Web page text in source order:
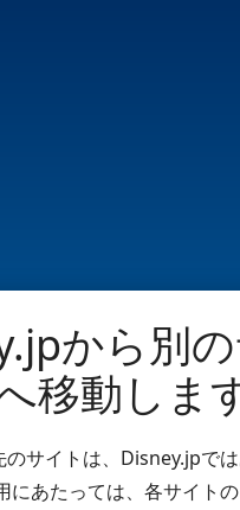
から別
移動しま
サイトは、Disney.jpでは
にあたっては、各サイト